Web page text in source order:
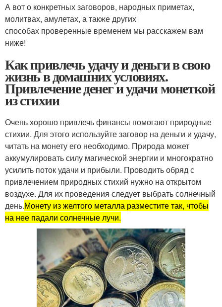
А вот о конкретных заговоров, народных приметах,
молитвах, амулетах, а также других
способах проверенные временем мы расскажем вам
ниже!
Как привлечь удачу и деньги в свою
жизнь в домашних условиях.
Привлечение денег и удачи монеткой
из стихии
Очень хорошо привлечь финансы помогают природные
стихии. Для этого используйте заговор на деньги и удачу,
читать на монету его необходимо. Природа может
аккумулировать силу магической энергии и многократно
усилить поток удачи и прибыли. Проводить обряд с
привлечением природных стихий нужно на открытом
воздухе. Для их проведения следует выбрать солнечный
день.Монету из желтого металла разместите так, чтобы
на нее падали солнечные лучи.